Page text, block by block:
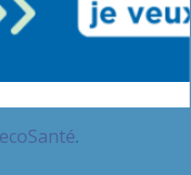
de pollution de
.